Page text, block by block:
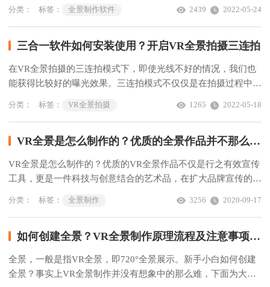
了。
分类： 标签： 全景制作软件 2022-05-24
2439
三合一软件如何安装使用？开启VR全景拍摄三连拍
在VR全景拍摄的三连拍模式下，即使光线不好的情况，我们也
能获得比较好的曝光效果。三连拍模式不仅仅是在拍摄过程中多
光、弱曝光，然后经过三合一软件合成就能获得一张曝光比较好
分类： 标签： VR全景拍摄 2022-05-18
1265
VR全景是怎么制作的？优质的全景作品并不那么简单！
VR全景是怎么制作的？优质的VR全景作品不仅是行之有效宣传
工具，更是一件科技与创意结合的艺术品，在扩大品牌宣传的同
分类： 标签： 全景制作 2020-09-17
3256
如何创建全景？VR全景制作原理流程及注意事项解析
全景，一般是指VR全景，即720°全景展示。新手小白如何创建
全景？事实上VR全景制作并没有想象中的那么难，下面为大家